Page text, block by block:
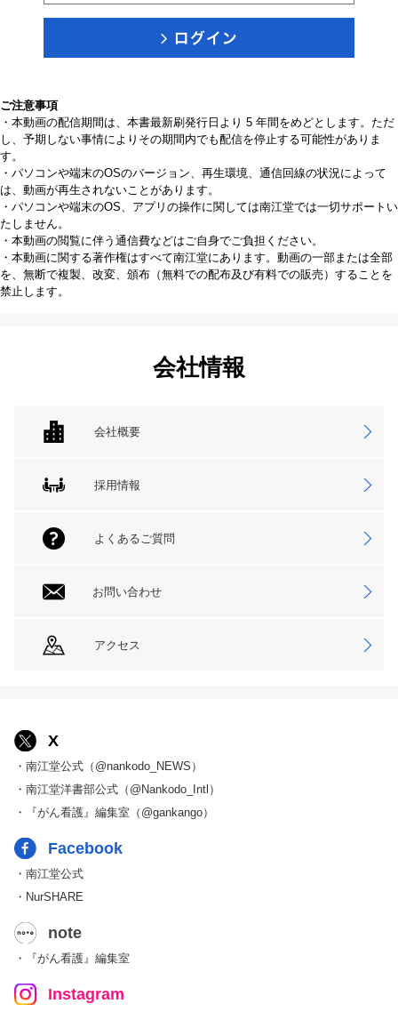
ご注意事項
・本動画の配信期間は、本書最新刷発行日より 5 年間をめどとします。ただ
し、予期しない事情によりその期間内でも配信を停止する可能性がありま
す。
・パソコンや端末のOSのバージョン、再生環境、通信回線の状況によって
は、動画が再生されないことがあります。
・パソコンや端末のOS、アプリの操作に関しては南江堂では一切サポートい
たしません。
・本動画の閲覧に伴う通信費などはご自身でご負担ください。
・本動画に関する著作権はすべて南江堂にあります。動画の一部または全部
を、無断で複製、改変、頒布（無料での配布及び有料での販売）することを
禁止します。
会社情報
会社概要
採用情報
よくあるご質問
お問い合わせ
アクセス
X
・南江堂公式（@nankodo_NEWS）
・南江堂洋書部公式（@Nankodo_Intl）
・『がん看護』編集室（@gankango）
Facebook
・南江堂公式
・NurSHARE
note
・『がん看護』編集室
Instagram